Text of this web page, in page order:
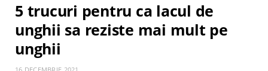
5 trucuri pentru ca lacul de
unghii sa reziste mai mult pe
unghii